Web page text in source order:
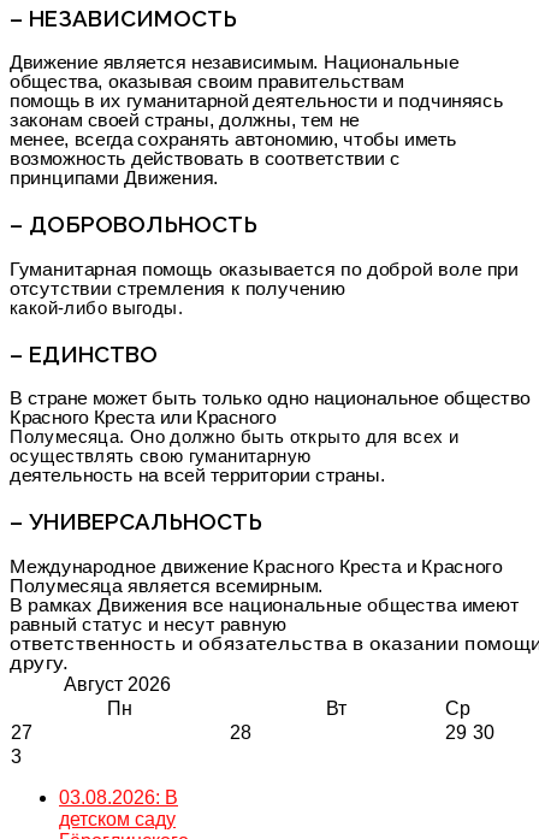
– НЕЗАВИСИМОСТЬ
Движение является независимым. Национальные
общества, оказывая своим правительствам
помощь в их гуманитарной деятельности и подчиняясь
законам своей страны, должны, тем не
менее, всегда сохранять автономию, чтобы иметь
возможность действовать в соответствии с
принципами Движения.
– ДОБРОВОЛЬНОСТЬ
Гуманитарная помощь оказывается по доброй воле при
отсутствии стремления к получению
какой-либо выгоды.
– ЕДИНСТВО
В стране может быть только одно национальное общество
Красного Креста или Красного
Полумесяца. Оно должно быть открыто для всех и
осуществлять свою гуманитарную
деятельность на всей территории страны.
– УНИВЕРСАЛЬНОСТЬ
Международное движение Красного Креста и Красного
Полумесяца является всемирным.
В рамках Движения все национальные общества имеют
равный статус и несут равную
ответственность и обязательства в оказании
другу.
Август 2026
Пн
Вт
Ср
27
28 29 30
3
03.08.2026: В
детском саду